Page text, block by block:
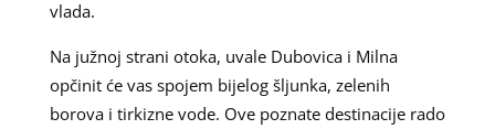
vlada.
Na južnoj strani otoka, uvale Dubovica i Milna
opčinit će vas spojem bijelog šljunka, zelenih
borova i tirkizne vode. Ove poznate destinacije rado